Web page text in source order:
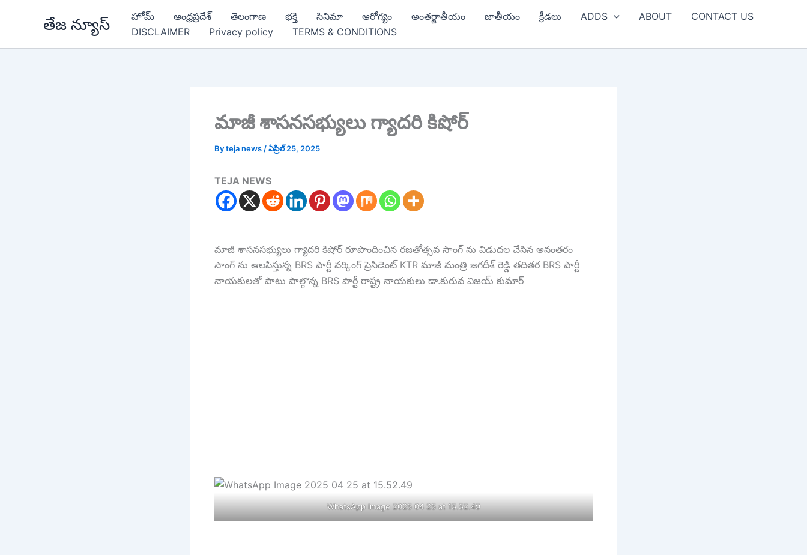
తేజ న్యూస్ హోమ్ ఆంధ్రప్రదేశ్ తెలంగాణ భక్తి సినిమా ఆరోగ్యం అంతర్జాతీయం జాతీయం క్రీడలు ADDS ABOUT
CONTACT US
DISCLAIMER
Privacy policy TERMS & CONDITIONS
మాజీ శాసనసభ్యులు గ్యాదరి కిషోర్
Byteja news /ఏప్రిల్ 25, 2025
TEJA NEWS
మాజీ శాసనసభ్యులు గ్యాదరి కిషోర్ రూపొందించిన రజతోత్సవ సాంగ్ ను విడుదల చేసిన అనంతరం
సాంగ్ ను ఆలపిస్తున్న BRS పార్టీ వర్కింగ్ ప్రెసిడెంట్ KTR మాజీ మంత్రి జగదీశ్ రెడ్డి తదితర BRS పార్టీ
నాయకులతో పాటు పాల్గొన్న BRS పార్టీ రాష్ట్ర నాయకులు డా.కురువ విజయ్ కుమార్
WhatsApp Image 2025 04 25 at 15.52.49